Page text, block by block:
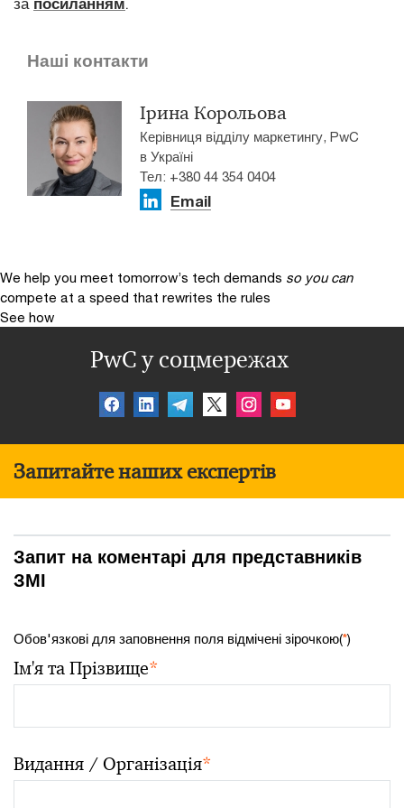
Наші контакти
Ірина Корольова
Керівниця відділу маркетингу, PwC
в Україні
Тел: +380 44 354 0404
Email
We help you meet tomorrow’s tech demands so you can
compete at a speed that rewrites the rules
See how
PwC у соцмережах
Запитайте наших експертів
Запит на коментарі для представників
ЗМІ
Обов'язкові для заповнення поля відмічені зірочкою(*)
Ім'я та Прізвище*
Видання / Організація*